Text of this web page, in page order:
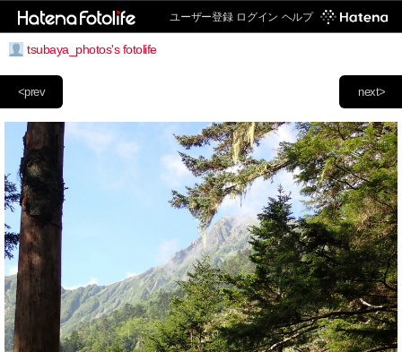
ユーザー登録 ログイン ヘルプ
tsubaya_photos's fotolife
next>
<prev